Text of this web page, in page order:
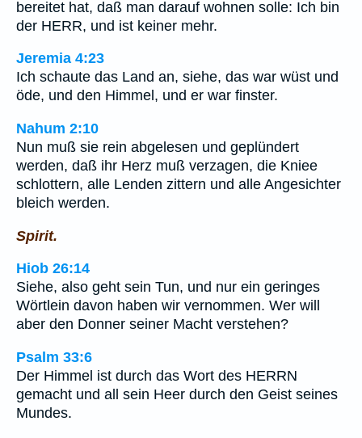
bereitet hat, daß man darauf wohnen solle: Ich bin
der HERR, und ist keiner mehr.
Jeremia 4:23
Ich schaute das Land an, siehe, das war wüst und
öde, und den Himmel, und er war finster.
Nahum 2:10
Nun muß sie rein abgelesen und geplündert
werden, daß ihr Herz muß verzagen, die Kniee
schlottern, alle Lenden zittern und alle Angesichter
bleich werden.
Spirit.
Hiob 26:14
Siehe, also geht sein Tun, und nur ein geringes
Wörtlein davon haben wir vernommen. Wer will
aber den Donner seiner Macht verstehen?
Psalm 33:6
Der Himmel ist durch das Wort des HERRN
gemacht und all sein Heer durch den Geist seines
Mundes.